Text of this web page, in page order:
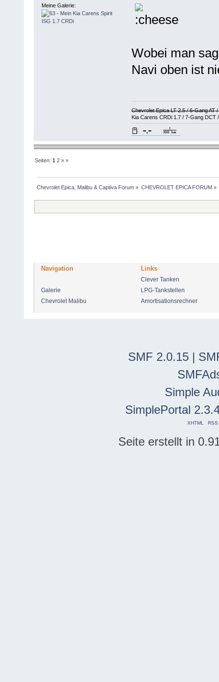
Meine Galerie:
Wobei man
Navi oben ist
Chevrolet Epica LT 2.5 / 6-Gang AT
Kia Carens CRDi 1.7 / 7-Gang DCT
Seiten:1 2 » »
Chevrolet Epica, Malibu & Captiva Forum » CHEVROLET EPICA FORUM»
Navigation Links
Clever Tanken
Galerie
LPG-Tankstellen
Chevrolet Malibu
Amortisationsrechner
SMF 2.0.15 |
Simple
SimplePortal
XHTML RSS
Seite erstellt in